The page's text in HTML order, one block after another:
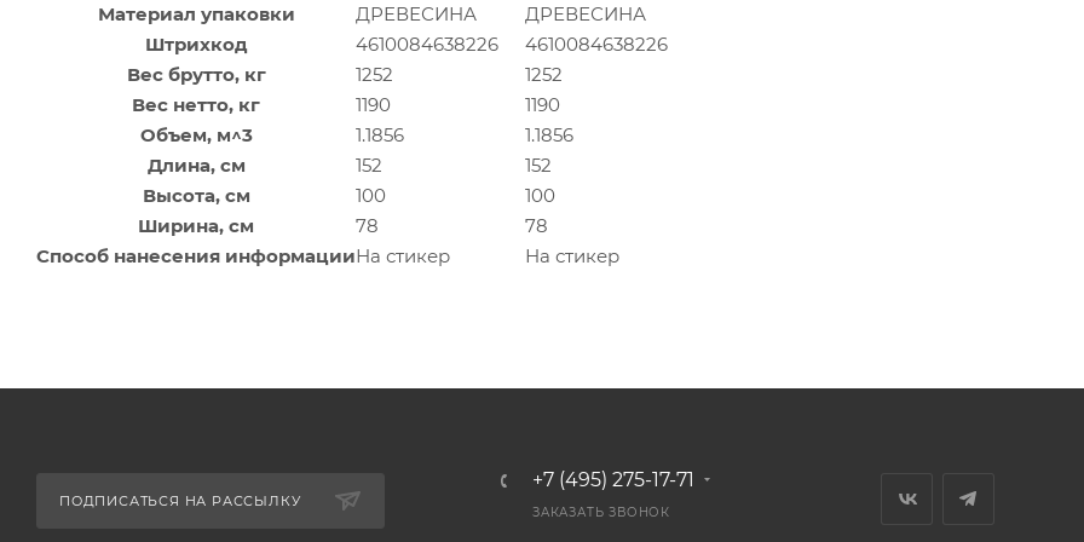
Материал упаковки
ДРЕВЕСИНА
ДРЕВЕСИНА
Штрихкод
4610084638226
4610084638226
Вес брутто, кг
1252
1252
Вес нетто, кг
1190
1190
Объем, м^3
1.1856
1.1856
Длина, см
152
152
Высота, см
100
100
Ширина, см
78
78
Способ нанесения информацииНа стикер На стикер
ПОДПИСАТЬСЯ НА РАССЫЛКУ
+7 (495) 275-17-71
ЗАКАЗАТЬ ЗВОНОК